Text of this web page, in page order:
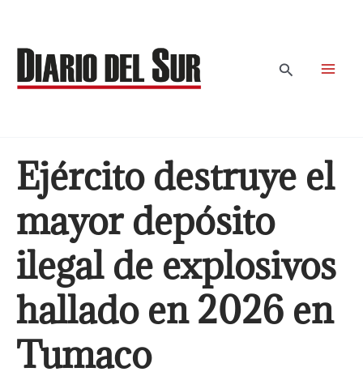
contenido
Buscar
Ejército destruye el
mayor depósito
ilegal de explosivos
hallado en 2026 en
Tumaco